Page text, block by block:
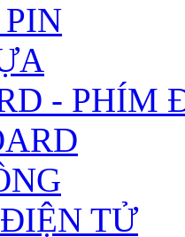
- PHÍM
TỬ